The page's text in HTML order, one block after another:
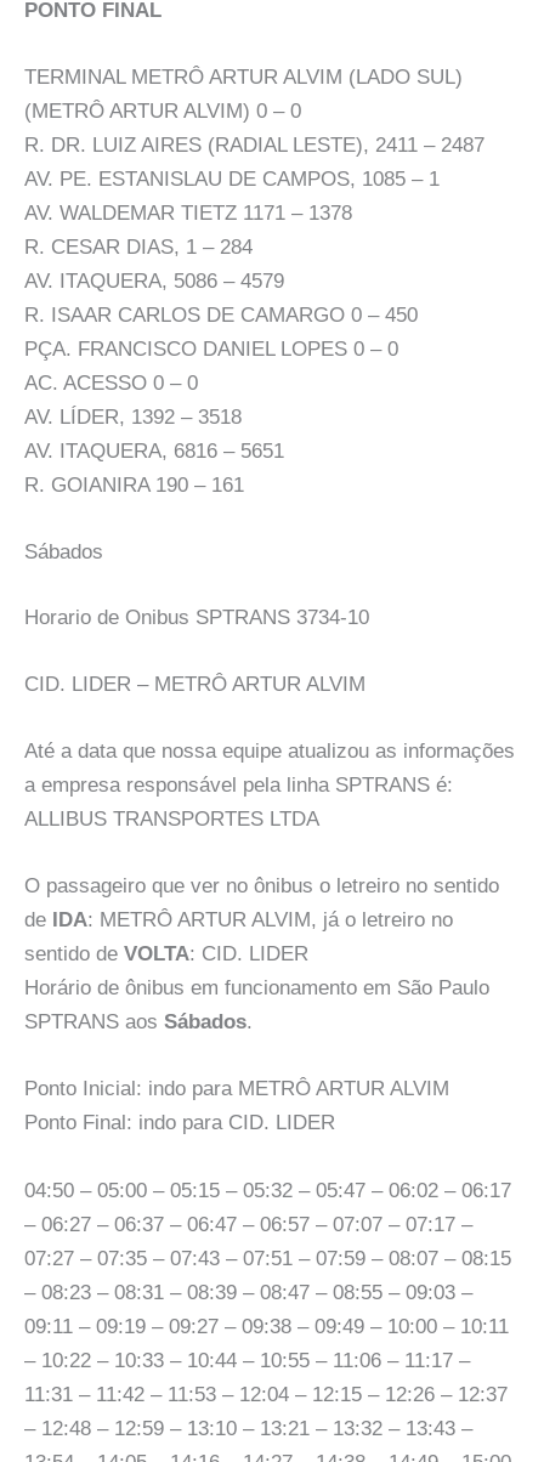
PONTO FINAL
TERMINAL METRÔ ARTUR ALVIM (LADO SUL)
(METRÔ ARTUR ALVIM) 0 – 0
R. DR. LUIZ AIRES (RADIAL LESTE), 2411 – 2487
AV. PE. ESTANISLAU DE CAMPOS, 1085 – 1
AV. WALDEMAR TIETZ 1171 – 1378
R. CESAR DIAS, 1 – 284
AV. ITAQUERA, 5086 – 4579
R. ISAAR CARLOS DE CAMARGO 0 – 450
PÇA. FRANCISCO DANIEL LOPES 0 – 0
AC. ACESSO 0 – 0
AV. LÍDER, 1392 – 3518
AV. ITAQUERA, 6816 – 5651
R. GOIANIRA 190 – 161
Sábados
Horario de Onibus SPTRANS 3734-10
CID. LIDER – METRÔ ARTUR ALVIM
Até a data que nossa equipe atualizou as informações
a empresa responsável pela linha SPTRANS é:
ALLIBUS TRANSPORTES LTDA
O passageiro que ver no ônibus o letreiro no sentido
de
IDA: METRÔ ARTUR ALVIM, já o letreiro no
sentido de VOLTA: CID. LIDER
Horário de ônibus em funcionamento em São Paulo
SPTRANS aos Sábados.
Ponto Inicial: indo para METRÔ ARTUR ALVIM
Ponto Final: indo para CID. LIDER
04:50 – 05:00 – 05:15 – 05:32 – 05:47 – 06:02 – 06:17
– 06:27 – 06:37 – 06:47 – 06:57 – 07:07 – 07:17 –
07:27 – 07:35 – 07:43 – 07:51 – 07:59 – 08:07 – 08:15
– 08:23 – 08:31 – 08:39 – 08:47 – 08:55 – 09:03 –
09:11 – 09:19 – 09:27 – 09:38 – 09:49 – 10:00 – 10:11
– 10:22 – 10:33 – 10:44 – 10:55 – 11:06 – 11:17 –
11:31 – 11:42 – 11:53 – 12:04 – 12:15 – 12:26 – 12:37
– 12:48 – 12:59 – 13:10 – 13:21 – 13:32 – 13:43 –